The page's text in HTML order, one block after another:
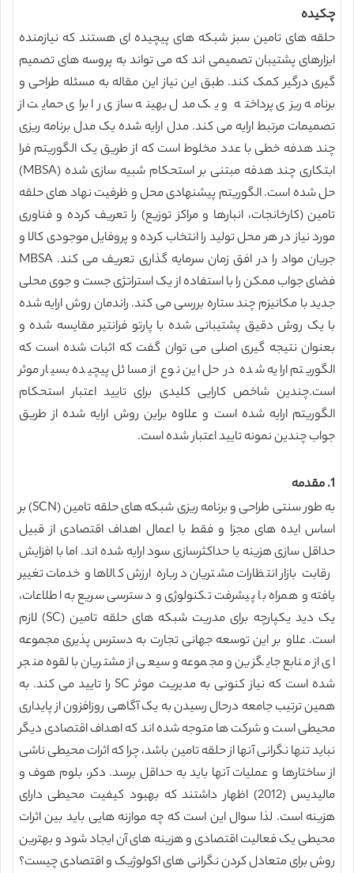
چکیده
حلقه های تامین سبز شبکه های پیچیده ای هستند که نیازمنده
ابزارهای پشتیبان تصمیمی اند که می تواند به پروسه های تصمیم
گیری درگیر کمک کند. طبق این نیاز این مقاله به مسئله طراحی و
برنامه ریزی پرداخته و یک مدل بهینه سازی را برای حمایت از
تصمیمات مرتبط ارایه می کند. مدل ارایه شده یک مدل برنامه ریزی
چند هدفه خطی با عدد مخلوط است که از طریق یک الگوریتم فرا
ابتکاری چند هدفه مبتنی بر استحکام شبیه سازی شده (MBSA)
حل شده است. الگوریتم پیشنهادی محل و ظرفیت نهاد های حلقه
تامین (کارخانجات، انبارها و مراکز توزیع) را تعریف کرده و فناوری
مورد نیاز در هر محل تولید را انتخاب کرده و پروفایل موجودی کالا و
جریان مواد را در افق زمان سرمایه گذاری تعریف می کند. MBSA
فضای جواب ممکن را با استفاده از یک استراتژی جست و جوی محلی
جدید با مکانیزم چند ستاره بررسی می کند. راندمان روش ارایه شده
با یک روش دقیق پشتیبانی شده با پارتو فرانتیر مقایسه شده و
بعنوان نتیجه گیری اصلی می توان گفت که اثبات شده است که
الگوریتم ارایه شده در حل این نوع از مسائل پیچیده بسیار موثر
است.چندین شاخص کارایی کلیدی برای تایید اعتبار استحکام
الگوریتم ارایه شده است و علاوه براین روش ارایه شده از طریق
جواب چندین نمونه تایید اعتبار شده است.
1. مقدمه
به طور سنتی طراحی و برنامه ریزی شبکه های حلقه تامین (SCN) بر
اساس ایده های مجزا و فقط با اعمال اهداف اقتصادی از قبیل
حداقل سازی هزینه یا حداکثرسازی سود ارایه شده اند. اما با افزایش
رقابت بازار انتظارات مشتریان درباره ارزش کالاها و خدمات تغییر
یافته و همراه با پیشرفت تکنولوژی و دسترسی سریع به اطلاعات،
یک دید یکپارچه برای مدریت شبکه های حلقه تامین (SC) لازم
است. علاو بر این توسعه جهانی تجارت به دسترس پذیری مجموعه
ای از منابع جایگزین و مجموعه وسیعی از مشتریان بالقوه منجر
شده است که نیاز کنونی به مدیریت موثر SC را تایید می کند. به
همین ترتیب جامعه درحال رسیدن به یک آگاهی روزافزون از پایداری
محیطی است و شرکت ها متوجه شده اند که اهداف اقتصادی دیگر
نباید تنها نگرانی آنها از حلقه تامین باشد، چرا که اثرات محیطی ناشی
از ساختارها و عملیات آنها باید به حداقل برسد. دکر، بلوم هوف و
مالیدیس (2012) اظهار داشتند که بهبود کیفیت محیطی دارای
هزینه است. لذا سوال این است که چه موازنه هایی باید بین اثرات
محیطی یک فعالیت اقتصادی و هزینه های آن ایجاد شود و بهترین
روش برای متعادل کردن نگرانی های اکولوژیک و اقتصادی چیست؟